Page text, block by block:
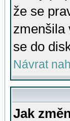
že se
zmenšila
se do
Návrat
Jak